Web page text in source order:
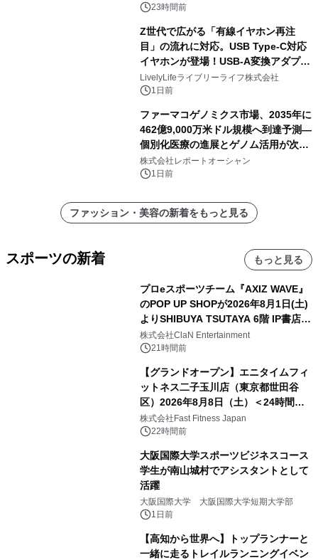
23時間前
Z世代で広がる「有線イヤホン再注
目」の流れに対応。USB Type-C対応
イヤホンが登場！USB-A変換アダプタ
ー付きでスマホからパソコンまで幅広
く活用可能
LivelyLifeライブリーライフ株式会社
1日前
ファーマコゲノミクス市場、2035年に
462億9,000万米ドル規模へ到達予測―
個別化医療の進展とゲノム活用が次世
代ヘルスケア投資を加速
株式会社レポートオーシャン
1日前
ファッション・美容の新着をもっと見る
スポーツの新着 もっと見る
プロeスポーツチーム『AXIZ WAVE』
のPOP UP SHOPが2026年8月1日(土)
よりSHIBUYA TSUTAYA 6階 IP書店で
開催決定！！
株式会社ClaN Entertainment
21時間前
【グランドオープン】エニタイムフィ
ットネス二子玉川店（東京都世田谷
区）2026年8月8日（土）＜24時間年
中無休のフィットネスジム＞
株式会社Fast Fitness Japan
22時間前
大阪国際大学スポーツビジネスコース
学生が南山城村でアシスタントとして
活躍
大阪国際大学 大阪国際大学短期大学部
1日前
【高知から世界へ】トップランナーと
一緒に走るトレイルランニングイベン